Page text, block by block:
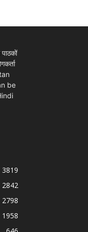
be
3819
2842
2798
1958